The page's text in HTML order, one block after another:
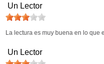
Un Lector
La lectura es muy buena en lo que
Un Lector